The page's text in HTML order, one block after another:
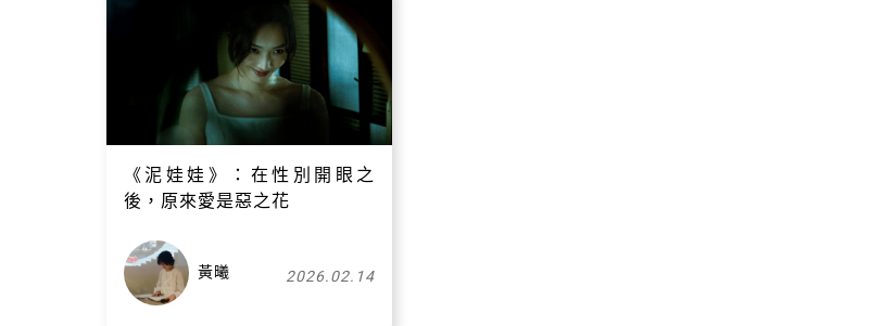
《泥娃娃》：在性別開眼之
後，原來愛是惡之花
黃曦 2026.02.14